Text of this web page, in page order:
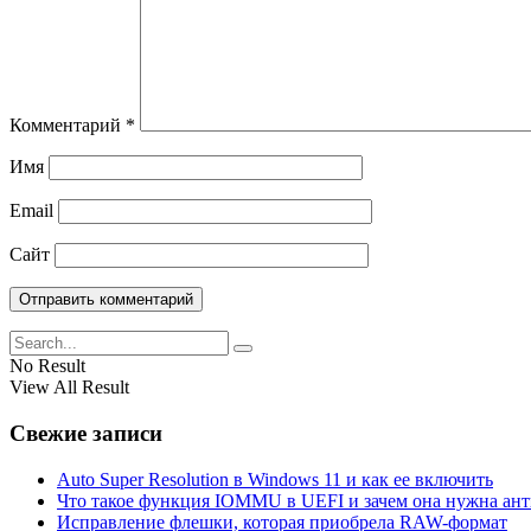
Комментарий *
Имя
Email
Сайт
No Result
View All Result
Свежие записи
Auto Super Resolution в Windows 11 и как ее включить
Что такое функция IOMMU в UEFI и зачем она нужна
Исправление флешки, которая приобрела RAW-формат